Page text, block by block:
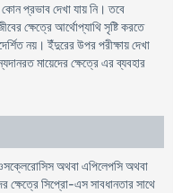
প্রভাব দেখা যায় নি। তবে
ক্ষেত্রে আর্থোপ্যাথি সৃষ্টি করতে
নয়। ইঁদুরের উপর পরীক্ষায় দেখা
মায়েদের ক্ষেত্রে এর ব্যবহার
অথবা এপিলেপসি অথবা
ক্ষেত্রে সিপ্রো-এস সাবধানতার সাথে